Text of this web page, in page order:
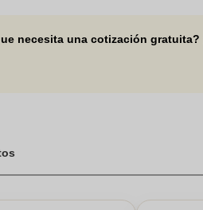
necesita una cotización gratuita?